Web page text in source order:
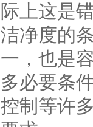
际上这是
洁净度的
一，也是
多必要条
控制等许